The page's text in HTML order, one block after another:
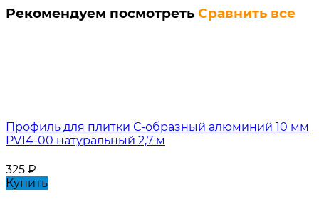
Рекомендуем посмотреть Сравнить все
Профиль для плитки С-образный алюминий 10 мм
PV14-00 натуральный 2,7 м
325 ₽
Купить